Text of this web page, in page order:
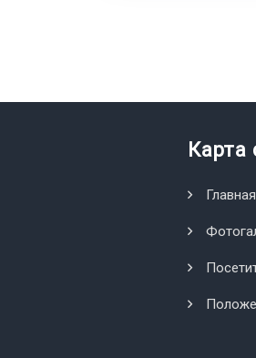
Карта
Главная